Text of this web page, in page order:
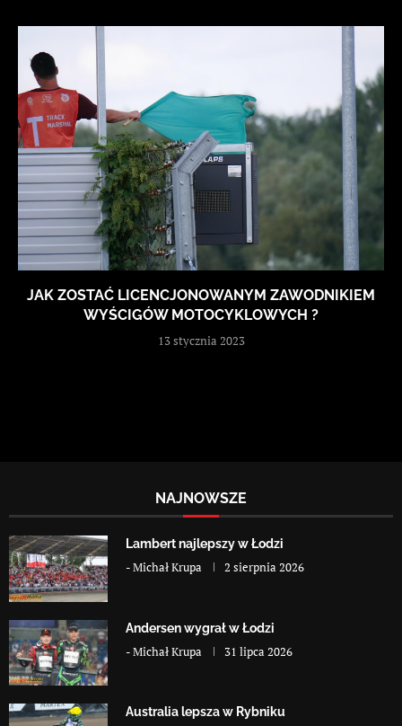
JAK ZOSTAĆ LICENCJONOWANYM ZAWODNIKIEM
WYŚCIGÓW MOTOCYKLOWYCH ?
13 stycznia 2023
NAJNOWSZE
Lambert najlepszy w Łodzi
-Michał Krupa 2 sierpnia 2026
Andersen wygrał w Łodzi
-Michał Krupa 31 lipca 2026
Australia lepsza w Rybniku